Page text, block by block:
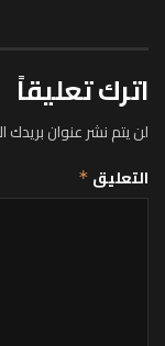
اترك تعليقاً
لن يتم نشر عنوان بريدك
التعليق *